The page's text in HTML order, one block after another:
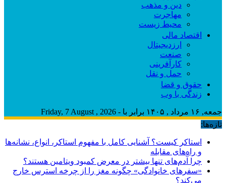
دین و مذهب
مهاجرت
محیط زیست
اقتصاد مالی
ارزدیجیتال
صنعت
کارآفرینی
حمل و نقل
حقوق و قضا
زندگی با وب
جمعه, ۱۶ مرداد , ۱۴۰۵ برابر با - Friday, 7 August , 2026
تازه‌ها:
استاکر کیست؟ آشنایی کامل با مفهوم استاکر، انواع، نشانه‌ها
و راه‌های مقابله
چرا آدم‌های تنها بیشتر در معرض کمبود ویتامین هستند؟
«سفرهای خانوادگی» چگونه مغز را از چرخه استرس خارج
می‌کند؟